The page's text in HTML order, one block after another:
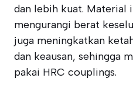
dan lebih kuat. Material
mengurangi berat
juga meningkatkan
dan keausan, sehingga
pakai HRC couplings.